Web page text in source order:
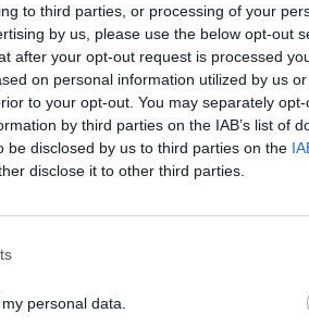
to third parties, or processing of your
by us, please use the below opt-out
after your opt-out request is processed
on personal information utilized by us
to your opt-out. You may separately
by third parties on the IAB’s list of
be disclosed by us to third parties on the
disclose it to other third parties.
personal data.
του
Ελλάδα και
YouTube